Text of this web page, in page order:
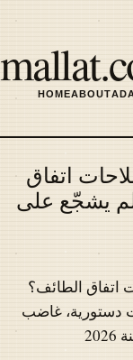
main
contentHOMEABOUT
Latest
articles
اتفاق
لم يشجّع على
اتفاق الطائف؟
دستورية، غاضب